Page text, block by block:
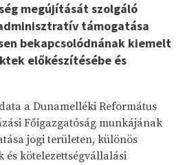
megújítását szolgáló
támogatása
bekapcsolódnának kiemelt
előkészítésébe és
a Dunamelléki Református
Főigazgatóság munkájának
jogi területen, különös
és kötelezettségvállalási